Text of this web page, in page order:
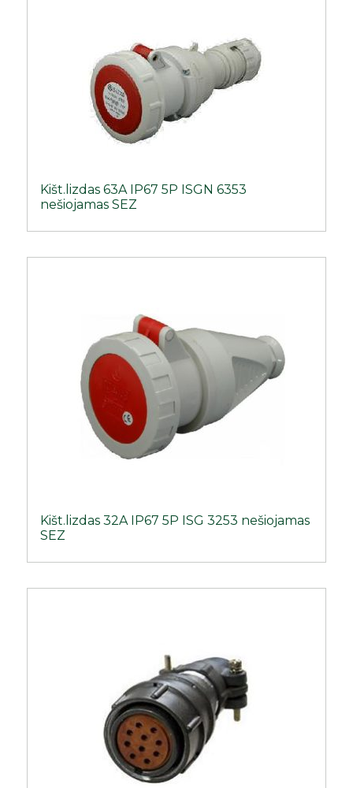
Kišt.lizdas 63A IP67 5P ISGN 6353
nešiojamas SEZ
Kišt.lizdas 32A IP67 5P ISG 3253 nešiojamas
SEZ